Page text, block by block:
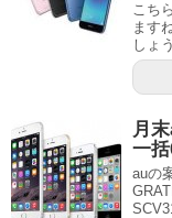
こち
ます
しょ
月
一
auの